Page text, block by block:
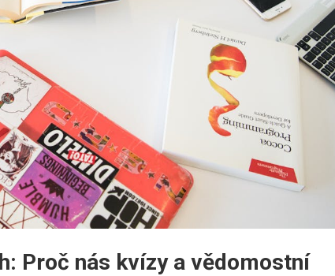
Proč nás kvízy a vědomostní